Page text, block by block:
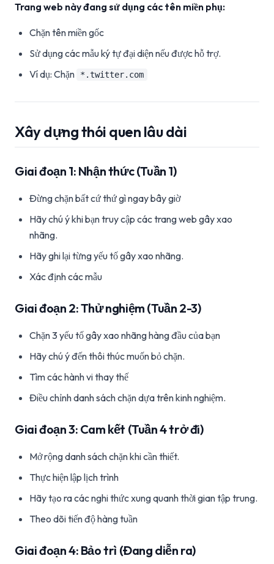
Trang web này đang sử dụng các tên miền phụ:
Chặn tên miền gốc
Sử dụng các mẫu ký tự đại diện nếu được hỗ trợ.
Ví dụ: Chặn
*.twitter.com
Xây dựng thói quen lâu dài
Giai đoạn 1: Nhận thức (Tuần 1)
Đừng chặn bất cứ thứ gì ngay bây giờ
Hãy chú ý khi bạn truy cập các trang web gây xao
nhãng.
Hãy ghi lại từng yếu tố gây xao nhãng.
Xác định các mẫu
Giai đoạn 2: Thử nghiệm (Tuần 2-3)
Chặn 3 yếu tố gây xao nhãng hàng đầu của bạn
Hãy chú ý đến thôi thúc muốn bỏ chặn.
Tìm các hành vi thay thế
Điều chỉnh danh sách chặn dựa trên kinh nghiệm.
Giai đoạn 3: Cam kết (Tuần 4 trở đi)
Mở rộng danh sách chặn khi cần thiết.
Thực hiện lập lịch trình
Hãy tạo ra các nghi thức xung quanh thời gian tập trung.
Theo dõi tiến độ hàng tuần
Giai đoạn 4: Bảo trì (Đang diễn ra)